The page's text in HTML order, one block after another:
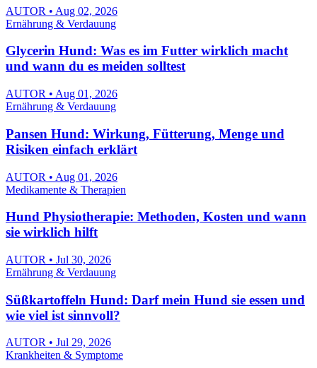
AUTOR • Aug 02, 2026
Ernährung & Verdauung
Glycerin Hund: Was es im Futter wirklich macht
und wann du es meiden solltest
AUTOR • Aug 01, 2026
Ernährung & Verdauung
Pansen Hund: Wirkung, Fütterung, Menge und
Risiken einfach erklärt
AUTOR • Aug 01, 2026
Medikamente & Therapien
Hund Physiotherapie: Methoden, Kosten und wann
sie wirklich hilft
AUTOR • Jul 30, 2026
Ernährung & Verdauung
Süßkartoffeln Hund: Darf mein Hund sie essen und
wie viel ist sinnvoll?
AUTOR • Jul 29, 2026
Krankheiten & Symptome